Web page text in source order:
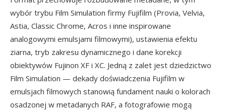
wybór trybu Film Simulation firmy Fujifilm (Provia, Velvia,
Astia, Classic Chrome, Acros i inne inspirowane
analogowymi emulsjami filmowymi), ustawienia efektu
ziarna, tryb zakresu dynamicznego i dane korekcji
obiektywów Fujinon XF i XC. Jedną z zalet jest dziedzictwo
Film Simulation — dekady doświadczenia Fujifilm w
emulsjach filmowych stanowią fundament nauki o kolorach
osadzonej w metadanych RAF, a fotografowie mogą